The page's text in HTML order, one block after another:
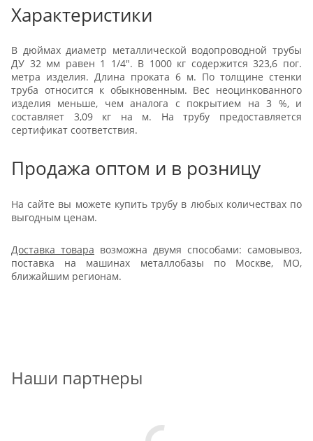
Характеристики
В дюймах диаметр металлической водопроводной трубы
ДУ 32 мм равен 1 1/4". В 1000 кг содержится 323,6 пог.
метра изделия. Длина проката 6 м. По толщине стенки
труба относится к обыкновенным. Вес неоцинкованного
изделия меньше, чем аналога с покрытием на 3 %, и
составляет 3,09 кг на м. На трубу предоставляется
сертификат соответствия.
Продажа оптом и в розницу
На сайте вы можете купить трубу в любых количествах по
выгодным ценам.
Доставка товара возможна двумя способами: самовывоз,
поставка на машинах металлобазы по Москве, МО,
ближайшим регионам.
Наши партнеры